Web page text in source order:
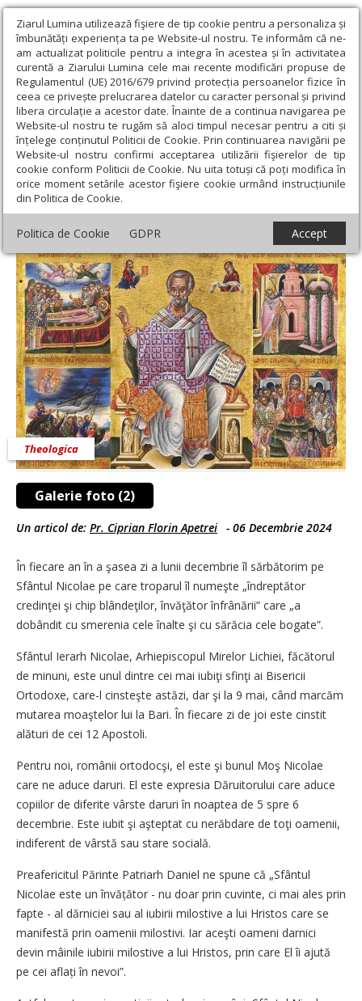
Ziarul Lumina utilizează fişiere de tip cookie pentru a personaliza și
îmbunătăți experiența ta pe Website-ul nostru. Te informăm că ne-
am actualizat politicile pentru a integra în acestea și în activitatea
curentă a Ziarului Lumina cele mai recente modificări propuse de
Regulamentul (UE) 2016/679 privind protecția persoanelor fizice în
ceea ce privește prelucrarea datelor cu caracter personal și privind
libera circulație a acestor date. Înainte de a continua navigarea pe
Website-ul nostru te rugăm să aloci timpul necesar pentru a citi și
înțelege conținutul Politicii de Cookie. Prin continuarea navigării pe
Website-ul nostru confirmi acceptarea utilizării fişierelor de tip
cookie conform Politicii de Cookie. Nu uita totuși că poți modifica în
orice moment setările acestor fişiere cookie urmând instrucțiunile
din Politica de Cookie.
Politica de Cookie GDPR Accept
Ziarul Lumina › Teologie și spiritualitate › Theologica › Sfântul
Nicolae, îndreptător credinţei şi chip blândeţilor
Sfântul Nicolae, îndreptător credinţei şi
chip blândeţilor
Galerie foto (2)
Theologica
Un articol de: Pr. Ciprian Florin Apetrei - 06 Decembrie 2024
În fiecare an în a şasea zi a lunii decembrie îl sărbătorim pe
Sfântul Nicolae pe care troparul îl numeşte „îndreptător
credinţei şi chip blândeţilor, învăţător înfrânării” care „a
dobândit cu smerenia cele înalte şi cu sărăcia cele bogate”.
Sfântul Ierarh Nicolae, Arhiepiscopul Mirelor Lichiei, făcătorul
de minuni, este unul dintre cei mai iubiţi sfinţi ai Bisericii
Ortodoxe, care-l cinsteşte astăzi, dar şi la 9 mai, când marcăm
mu­tarea moaştelor lui la Bari. În fiecare zi de joi este cinstit
alături de cei 12 Apostoli.
Pentru noi, românii ortodocşi, el este şi bunul Moş Nicolae
care ne aduce daruri. El este expresia Dăruitorului care aduce
copiilor de diferite vârste daruri în noaptea de 5 spre 6
decembrie. Este iubit şi aşteptat cu nerăbdare de toţi oamenii,
indiferent de vârstă sau stare socială.
Preafericitul Părinte Patriarh Daniel ne spune că „Sfântul
Nicolae este un învățător - nu doar prin cuvinte, ci mai ales prin
fapte - al dărniciei sau al iubirii milostive a lui Hristos care se
manifestă prin oamenii milostivi. Iar aceşti oameni darnici
devin mâinile iubirii milostive a lui Hristos, prin care El îi ajută
pe cei aflați în nevoi”.